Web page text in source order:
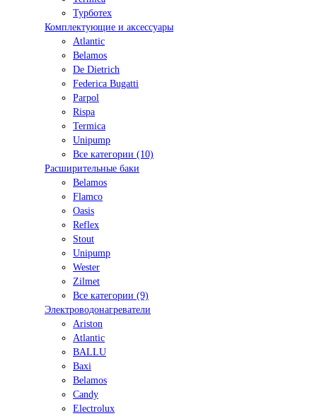
Турботех
Комплектующие и аксессуары
Atlantic
Belamos
De Dietrich
Federica Bugatti
Parpol
Rispa
Termica
Unipump
Все категории (10)
Расширительные баки
Belamos
Flamco
Oasis
Reflex
Stout
Unipump
Wester
Zilmet
Все категории (9)
Электроводонагреватели
Ariston
Atlantic
BALLU
Baxi
Belamos
Candy
Electrolux